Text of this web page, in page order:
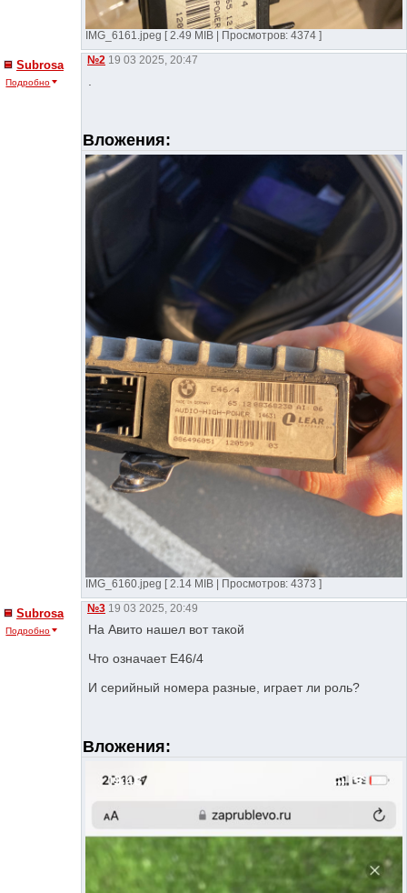
IMG_6161.jpeg [ 2.49 MIB | Просмотров: 4374 ]
Subrosa
Подробно
№2 19 03 2025, 20:47
Вложения:
IMG_6160.jpeg [ 2.14 MIB | Просмотров: 4373 ]
Subrosa
Подробно
№3 19 03 2025, 20:49
На Авито нашел вот такой
Что означает Е46/4
И серийный номера разные, играет ли роль?
Вложения: